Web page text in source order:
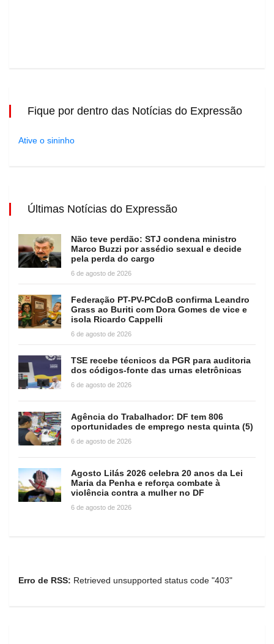
Fique por dentro das Notícias do Expressão
Ative o sininho
Últimas Notícias do Expressão
Não teve perdão: STJ condena ministro
Marco Buzzi por assédio sexual e decide
pela perda do cargo
6 de agosto de 2026
Federação PT-PV-PCdoB confirma Leandro
Grass ao Buriti com Dora Gomes de vice e
isola Ricardo Cappelli
6 de agosto de 2026
TSE recebe técnicos da PGR para auditoria
dos códigos-fonte das urnas eletrônicas
6 de agosto de 2026
Agência do Trabalhador: DF tem 806
oportunidades de emprego nesta quinta (5)
6 de agosto de 2026
Agosto Lilás 2026 celebra 20 anos da Lei
Maria da Penha e reforça combate à
violência contra a mulher no DF
6 de agosto de 2026
Erro de RSS: Retrieved unsupported status code "403"